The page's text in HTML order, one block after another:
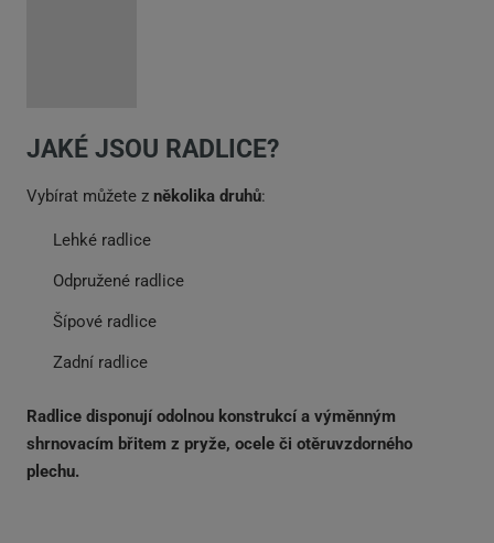
JAKÉ JSOU RADLICE?
Vybírat můžete z několika druhů:
Lehké radlice
Odpružené radlice
Šípové radlice
Zadní radlice
Radlice disponují odolnou konstrukcí a výměnným
shrnovacím břitem z pryže, ocele či otěruvzdorného
plechu.